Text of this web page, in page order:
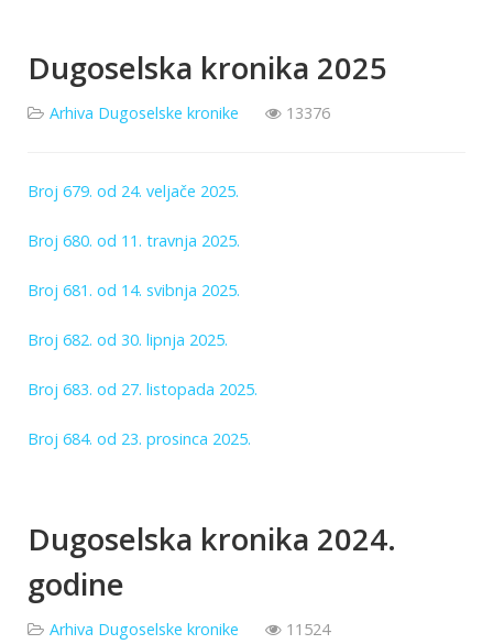
Dugoselska kronika 2025
Arhiva Dugoselske kronike 13376
Broj 679. od 24. veljače 2025.
Broj 680. od 11. travnja 2025.
Broj 681. od 14. svibnja 2025.
Broj 682. od 30. lipnja 2025.
Broj 683. od 27. listopada 2025.
Broj 684. od 23. prosinca 2025.
Dugoselska kronika 2024.
godine
Arhiva Dugoselske kronike 11524